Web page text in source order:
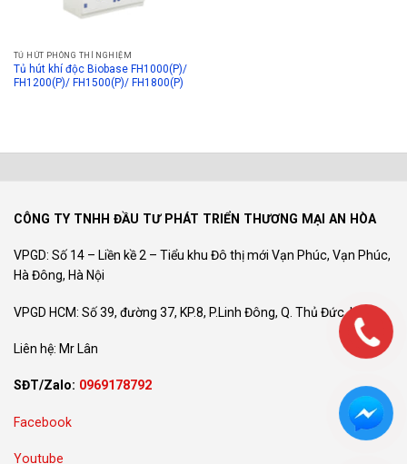
TỦ HÚT PHÒNG THÍ NGHIỆM
Tủ hút khí độc Biobase FH1000(P)/
FH1200(P)/ FH1500(P)/ FH1800(P)
CÔNG TY TNHH ĐẦU TƯ PHÁT TRIỂN THƯƠNG MẠI AN HÒA
VPGD: Số 14 – Liền kề 2 – Tiểu khu Đô thị mới Vạn Phúc, Vạn Phúc,
Hà Đông, Hà Nội
VPGD HCM: Số 39, đường 37, KP.8, P.Linh Đông, Q. Thủ Đức, HCM
Liên hệ: Mr Lân
SĐT/Zalo: 0969178792
Facebook
Youtube